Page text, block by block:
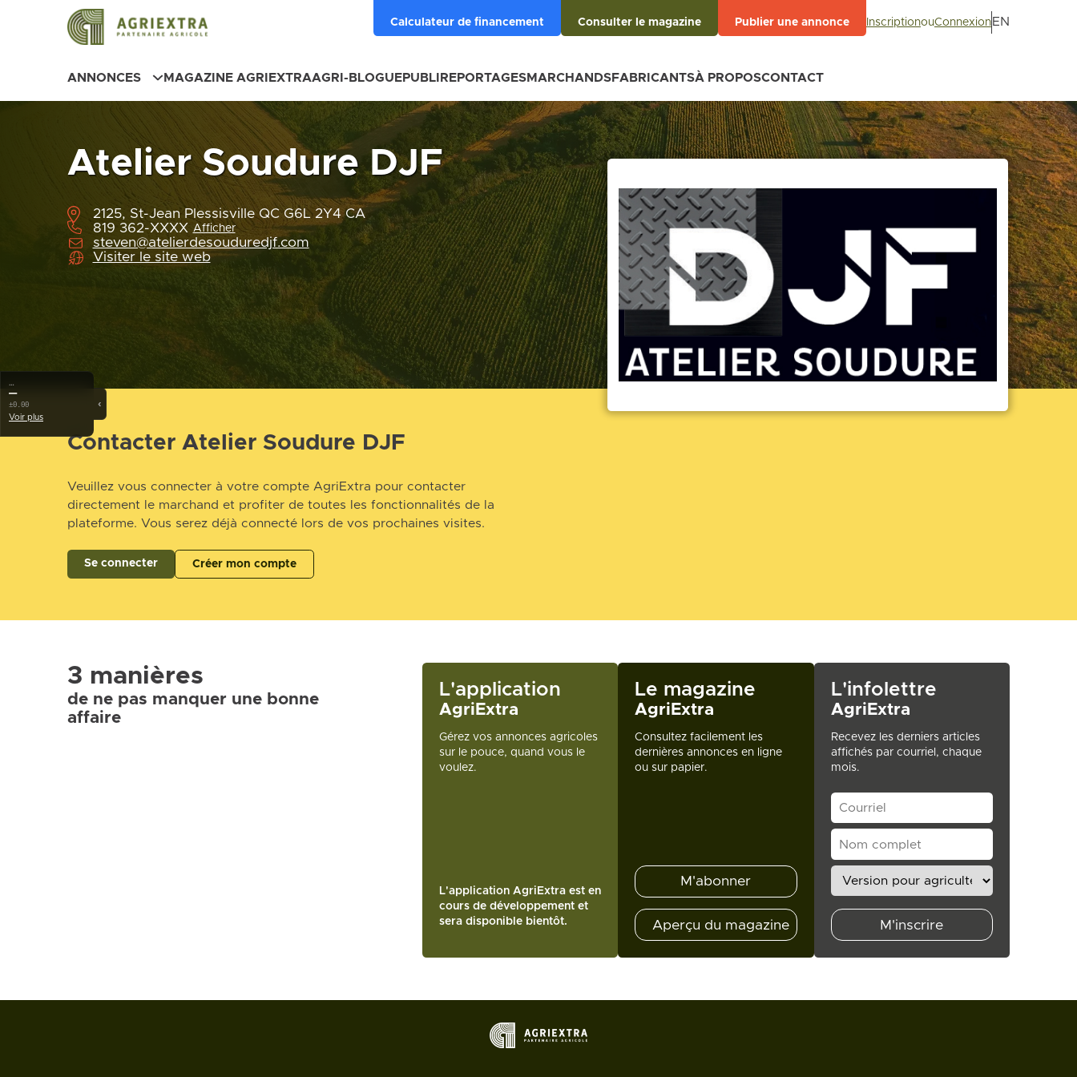
Calculateur de financement Consulter le magazine Publier une annonce InscriptionouConnexion EN
ANNONCES MAGAZINE AGRIEXTRAAGRI-BLOGUEPUBLIREPORTAGESMARCHANDSFABRICANTSÀ PROPOSCONTACT
Atelier Soudure DJF
2125, St-Jean Plessisville QC G6L 2Y4 CA
819 362-XXXX Afficher
steven@atelierdesouduredjf.com
Visiter le site web
Contacter Atelier Soudure DJF
Veuillez vous connecter à votre compte AgriExtra pour contacter
directement le marchand et profiter de toutes les fonctionnalités de la
plateforme. Vous serez déjà connecté lors de vos prochaines visites.
Se connecter Créer mon compte
3 manières
de ne pas manquer une bonne
affaire
L'application
AgriExtra
Gérez vos annonces agricoles
sur le pouce, quand vous le
voulez.
L'application AgriExtra est en
cours de développement et
sera disponible bientôt.
Le magazine
AgriExtra
Consultez facilement les
dernières annonces en ligne
ou sur papier.
M'abonner
Aperçu du magazine
L'infolettre
AgriExtra
Recevez les derniers articles
affichés par courriel, chaque
mois.
M'inscrire
‹
…
—
±0.00
Voir plus